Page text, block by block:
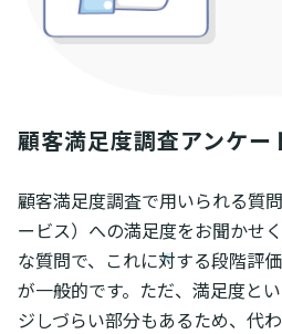
顧客満足度調査アンケー
顧客満足度調査で用いられる質
ービス）への満足度をお聞かせ
な質問で、これに対する段階評
が一般的です。ただ、満足度と
ジしづらい部分もあるため、代